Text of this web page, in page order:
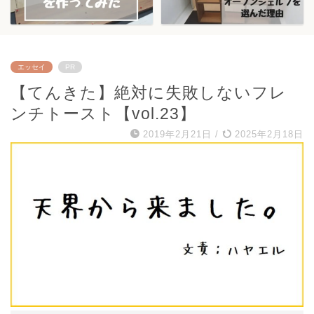
エッセイ PR
【てんきた】絶対に失敗しないフレ
ンチトースト【vol.23】
2019年2月21日 / 2025年2月18日